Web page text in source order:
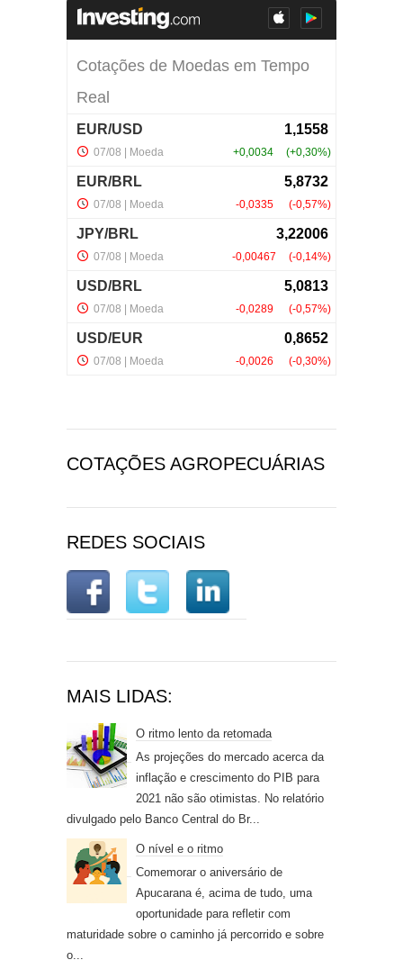
COTAÇÕES AGROPECUÁRIAS
REDES SOCIAIS
MAIS LIDAS:
O ritmo lento da retomada
As projeções do mercado acerca da
inflação e crescimento do PIB para
2021 não são otimistas. No relatório
divulgado pelo Banco Central do Br...
O nível e o ritmo
Comemorar o aniversário de
Apucarana é, acima de tudo, uma
oportunidade para refletir com
maturidade sobre o caminho já percorrido e sobre
o...